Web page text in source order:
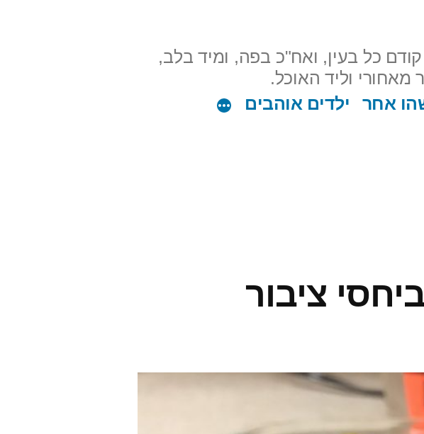
כל בעין, ואח"כ בפה, ומיד בלב,
אחר ילדים אוהבים
ציבור